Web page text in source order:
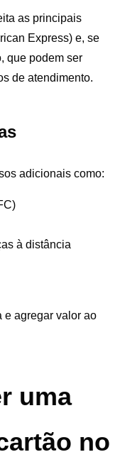
as principais
Express) e, se
que podem ser
de atendimento.
adicionais como:
à distância
e agregar valor ao
uma
no